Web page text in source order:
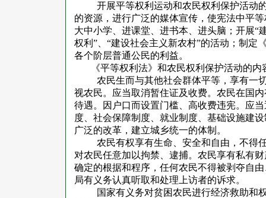
开展平等权利运动和农民权利保护活动
的资源，进行广泛的媒体宣传，使宪法中平
大中小学、进课堂、进书本、进头脑；开展“
权利”、“建设社会主义新农村”的活动；制定
各个阶层普通公民的利益。
《平等权利法》和农民权利保护活动的
农民生而与其他社会群体平等，享有一
视农民。应当取消暂住证及收费。农民在国
待遇。因户口而设置门槛、高收费违宪。应
度、社会保障制度、就业制度、基础设施建
广泛的改革，建立城乡统一的体制。
农民有权享有生命、安全和自由，不得
对农民任意加以拘禁、逮捕。农民享有私有
确定的根据和程序，任何农民不得被剥夺自
局有义务认真听取和处理上访者的诉求。
国家有义务对贫困农民进行经济救助和